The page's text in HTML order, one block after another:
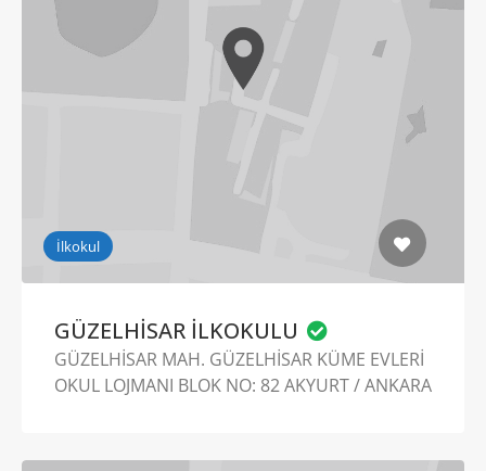
İlkokul
GÜZELHİSAR İLKOKULU
GÜZELHİSAR MAH. GÜZELHİSAR KÜME EVLERİ
OKUL LOJMANI BLOK NO: 82 AKYURT / ANKARA